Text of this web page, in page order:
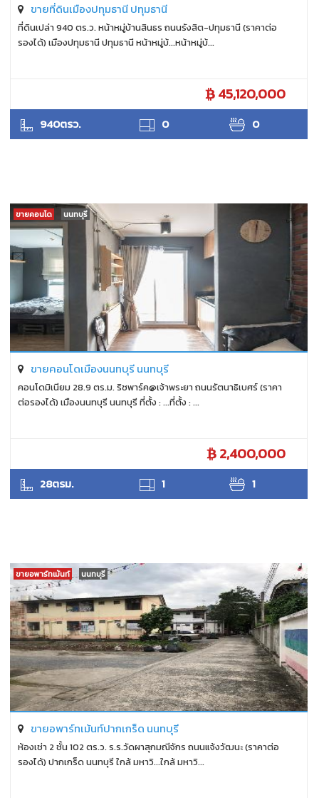
ขายที่ดินเมืองปทุมธานี ปทุมธานี
ที่ดินเปล่า 940 ตร.ว. หน้าหมู่บ้านสินธร ถนนรังสิต-ปทุมธานี (ราคาต่อ
รองได้) เมืองปทุมธานี ปทุมธานี หน้าหมู่บ้...หน้าหมู่บ้...
45,120,000
940ตรว. 0 0
ANTPUNYAPA
ขายคอนโด นนทบุรี
ขายคอนโดเมืองนนทบุรี นนทบุรี
คอนโดมิเนียม 28.9 ตร.ม. ริชพาร์ค@เจ้าพระยา ถนนรัตนาธิเบศร์ (ราคา
ต่อรองได้) เมืองนนทบุรี นนทบุรี ที่ตั้ง : ...ที่ตั้ง : ...
2,400,000
28ตรม. 1 1
ANTPUNYAPA
ขายอพาร์ทเม้นท์ นนทบุรี
ขายอพาร์ทเม้นท์ปากเกร็ด นนทบุรี
ห้องเช่า 2 ชั้น 102 ตร.ว. ร.ร.วัดผาสุกมณีจักร ถนนแจ้งวัฒนะ (ราคาต่อ
รองได้) ปากเกร็ด นนทบุรี ใกล้ มหาวิ...ใกล้ มหาวิ...